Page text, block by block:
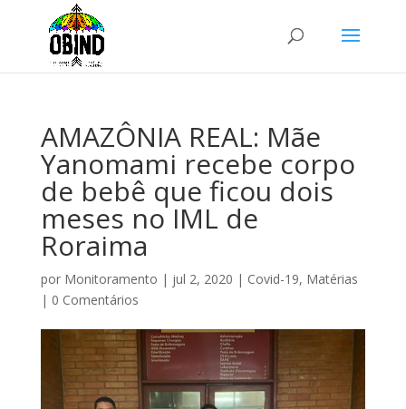
AMAZÔNIA REAL: Mãe
Yanomami recebe corpo
de bebê que ficou dois
meses no IML de
Roraima
por Monitoramento | jul 2, 2020 | Covid-19, Matérias
| 0 Comentários